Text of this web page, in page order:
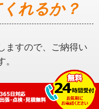
れるか？
ますので、ご納得い
口町エリア